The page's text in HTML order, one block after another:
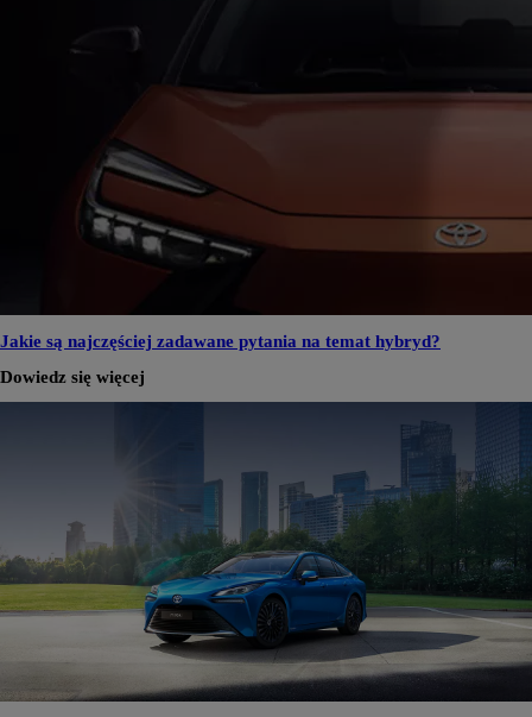
Jakie są najczęściej zadawane pytania na temat hybryd?
Dowiedz się więcej